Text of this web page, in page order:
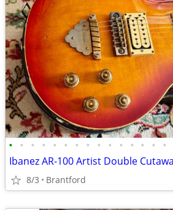
• • • • • • • • • • • • • • •
Ibanez AR-100 Artist Double
8/3 Brantford